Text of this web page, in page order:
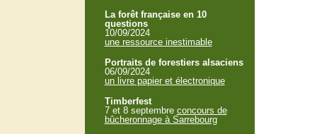
La forêt française en 10
questions
10/09/2024
une ressource inestimable
Portraits de forestiers alsaciens
06/09/2024
un livre papier et électronique
Timberfest
7 et 8 septembre concours de
bûcheronnage à Sarrebourg